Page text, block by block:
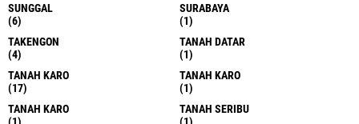
SUNGGAL
(6)
SURABAYA
(1)
TAKENGON
(4)
TANAH DATAR
(1)
TANAH KARO
(17)
TANAH KARO
(1)
TANAH KARO
TANAH SERIBU